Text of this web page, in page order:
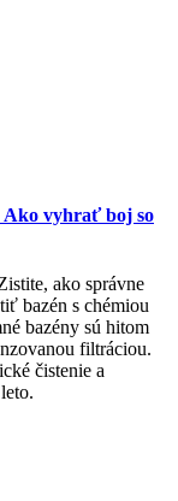
Ako vyhrať boj so
ako správne
bazén s chémiou
bazény sú hitom
filtráciou.
čistenie a